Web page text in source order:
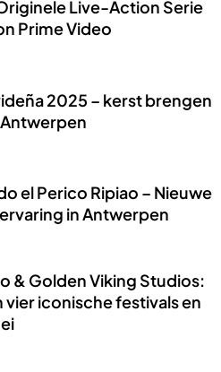
Live-Action Serie
Prime Video
2025 – kerst brengen
el Perico Ripiao – Nieuwe
in Antwerpen
& Golden Viking Studios:
vier iconische festivals en